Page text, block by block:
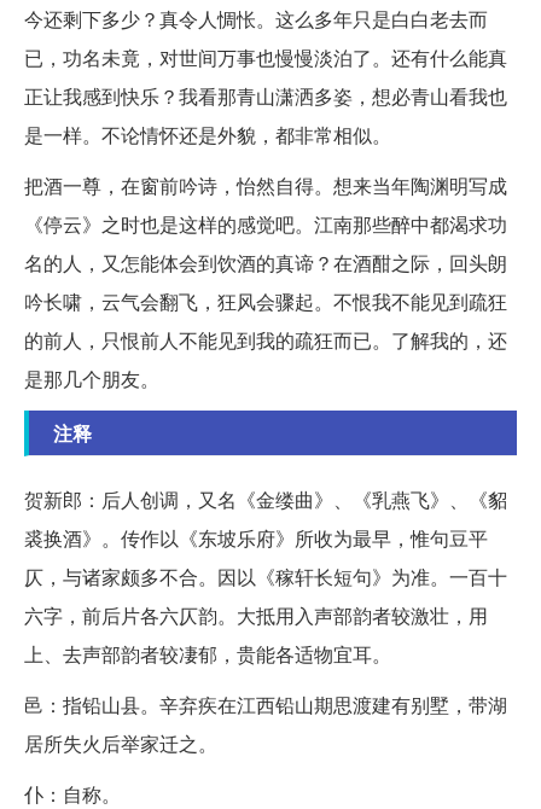
今还剩下多少？真令人惆怅。这么多年只是白白老去而
已，功名未竟，对世间万事也慢慢淡泊了。还有什么能真
正让我感到快乐？我看那青山潇洒多姿，想必青山看我也
是一样。不论情怀还是外貌，都非常相似。
把酒一尊，在窗前吟诗，怡然自得。想来当年陶渊明写成
《停云》之时也是这样的感觉吧。江南那些醉中都渴求功
名的人，又怎能体会到饮酒的真谛？在酒酣之际，回头朗
吟长啸，云气会翻飞，狂风会骤起。不恨我不能见到疏狂
的前人，只恨前人不能见到我的疏狂而已。了解我的，还
是那几个朋友。
注释
贺新郎：后人创调，又名《金缕曲》、《乳燕飞》、《貂
裘换酒》。传作以《东坡乐府》所收为最早，惟句豆平
仄，与诸家颇多不合。因以《稼轩长短句》为准。一百十
六字，前后片各六仄韵。大抵用入声部韵者较激壮，用
上、去声部韵者较凄郁，贵能各适物宜耳。
邑：指铅山县。辛弃疾在江西铅山期思渡建有别墅，带湖
居所失火后举家迁之。
仆：自称。